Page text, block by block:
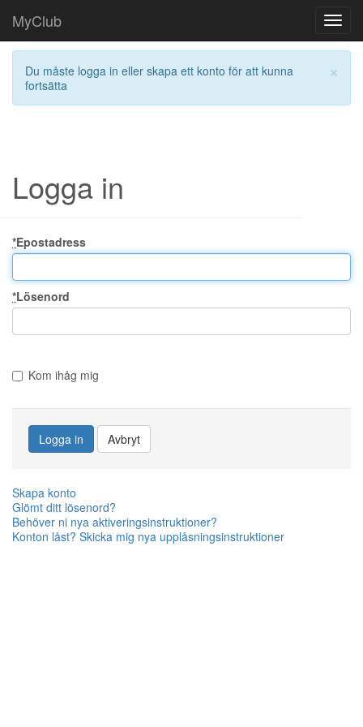
MyClub
×
Du måste logga in eller skapa ett konto för att kunna
fortsätta
Logga in
*Epostadress
*Lösenord
Kom ihåg mig
Logga in Avbryt
Skapa konto
Glömt ditt lösenord?
Behöver ni nya aktiveringsinstruktioner?
Konton låst? Skicka mig nya upplåsningsinstruktioner